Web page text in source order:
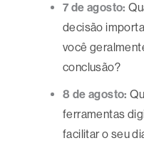
7 de agosto:
decisão
você
conclusão?
8 de agosto:
ferramentas
facilitar o seu